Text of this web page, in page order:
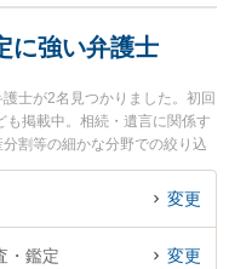
に強い弁護士
士が2名見つかりました。初回
掲載中。相続・遺言に関係す
割等の細かな分野での絞り込
プラス かしま法律事務所の
かしま法律事務所の齋藤 碧弁
決の実績豊富な近くの弁護士
変更
・鑑定 変更